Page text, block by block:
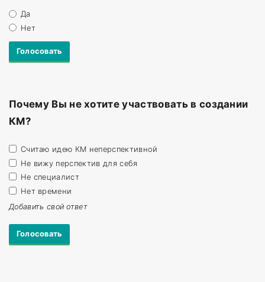
Да
Нет
Почему Вы не хотите участвовать в создании
КМ?
Считаю идею КМ неперспективной
Не вижу перспектив для себя
Не специалист
Нет времени
Добавить свой ответ